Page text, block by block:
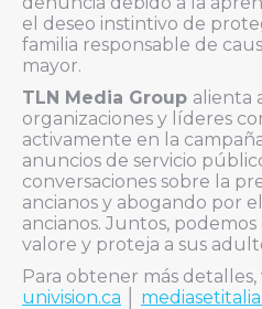
el deseo instintivo de
familia responsable de
mayor.
TLN Media Group alienta
organizaciones y líderes
activamente en la
anuncios de servicio
conversaciones sobre la
ancianos y abogando por
ancianos. Juntos,
valore y proteja a sus
Para obtener más detalles,
univision.ca